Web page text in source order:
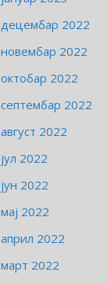
децембар 2022
новембар 2022
октобар 2022
септембар 2022
август 2022
јул 2022
јун 2022
мај 2022
април 2022
март 2022